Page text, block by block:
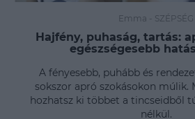
Emma - SZÉPSÉG
Hajfény, puhaság, tartás:
egészségesebb
A fényesebb, puhább és
sokszor apró szokásokon múlik.
hozhatsz ki többet a tincseidből
nélkül.